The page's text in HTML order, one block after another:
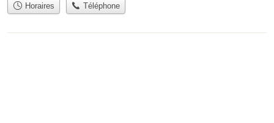
Horaires Téléphone